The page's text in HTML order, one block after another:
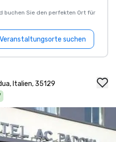
buchen Sie den perfekten Ort für
Veranstaltungsorte suchen
Italien, 35129